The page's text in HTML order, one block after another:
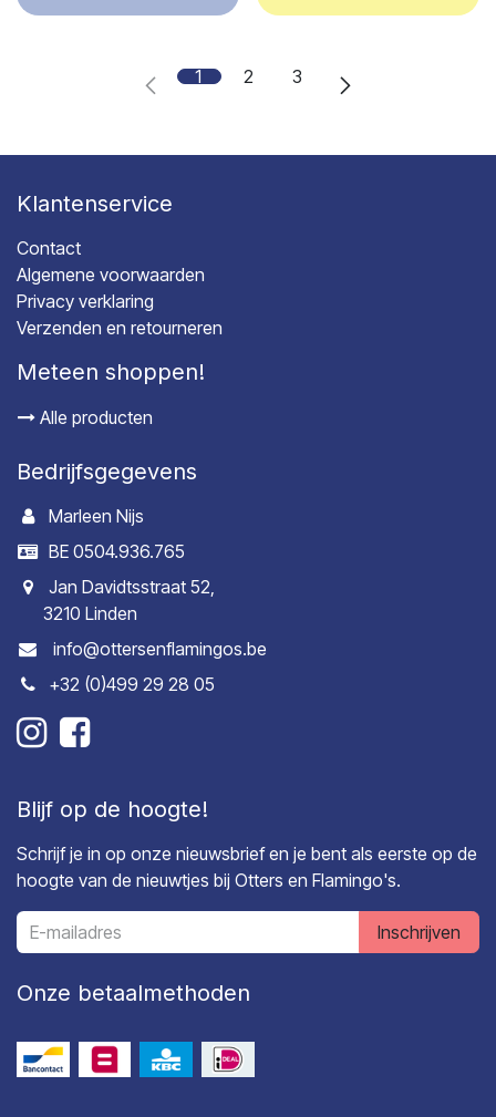
1 2 3
Klantenservice
Contact
Algemene voorwaarden
Privacy verklaring
Verzenden en retourneren
Meteen shoppen!
Alle producten
Bedrijfsgegevens
Marleen Nijs
BE 0504.936.765
Jan Davidtsstraat 52,
3210 Linden
info@ottersenflamingos.be
+32 (0)499 29 28 05
Blijf op de hoogte!
Schrijf je in op onze nieuwsbrief en je bent als eerste op de
hoogte van de nieuwtjes bij Otters en Flamingo's.
Inschrijven
Onze betaalmethoden